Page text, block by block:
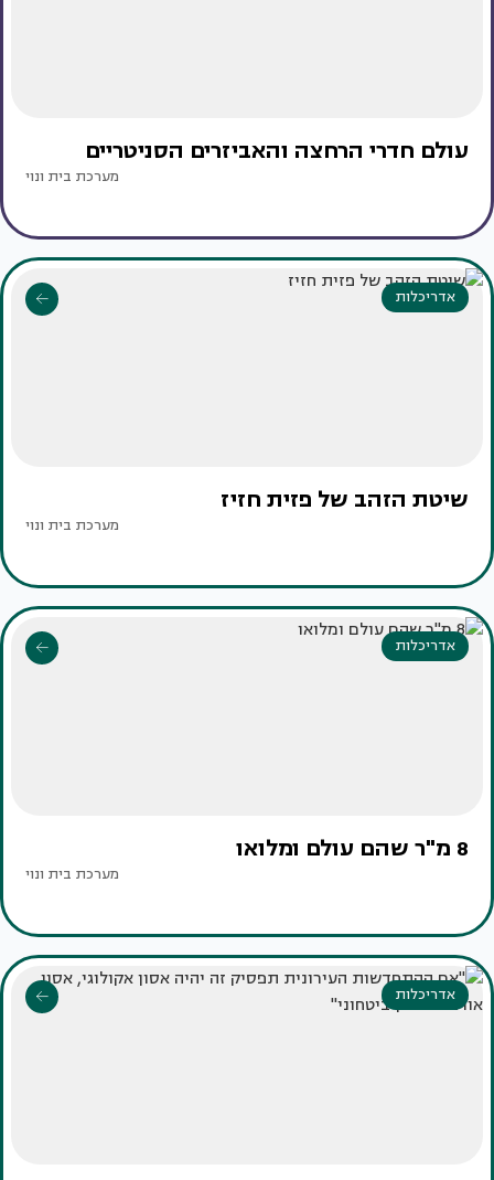
עולם חדרי הרחצה והאביזרים הסניטריים
מערכת בית ונוי
אדריכלות
שיטת הזהב של פזית חזיז
מערכת בית ונוי
אדריכלות
8 מ"ר שהם עולם ומלואו
מערכת בית ונוי
אדריכלות